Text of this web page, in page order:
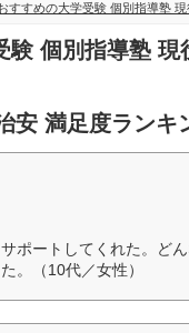
すすめの大学受験 個別指導塾
験 個別指導塾
安 満足度ランキ
ポートしてくれた。ど
。（10代／女性）